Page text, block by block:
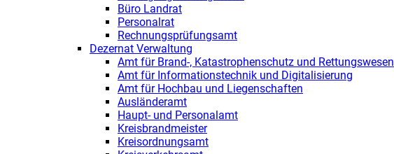
Büro Landrat
Personalrat
Rechnungsprüfungsamt
Dezernat Verwaltung
Amt für Brand-, Katastrophenschutz und Rettungswesen
Amt für Informationstechnik und Digitalisierung
Amt für Hochbau und Liegenschaften
Ausländeramt
Haupt- und Personalamt
Kreisbrandmeister
Kreisordnungsamt